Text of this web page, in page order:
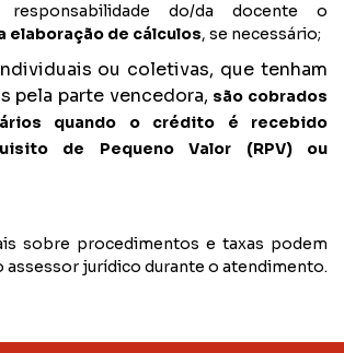
do/da docente o
elaboração de cálculos, se necessário;
ou coletivas, que tenham
pela parte vencedora, são cobrados
quando o crédito é recebido
de Pequeno Valor (RPV) ou
sobre procedimentos e taxas podem
assessor jurídico durante o atendimento.